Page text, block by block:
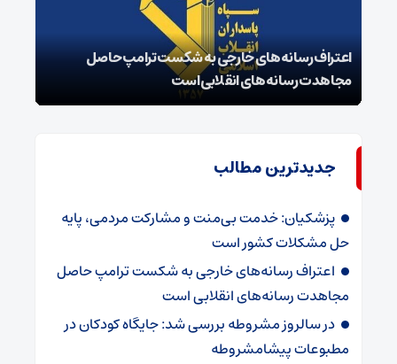
اعتراف رسانه‌های خارجی به شکست ترامپ حاصل
مجاهدت رسانه‌های انقلابی است
جدیدترین مطالب
پزشکیان: خدمت بی‌منت و مشارکت مردمی، پایه
حل مشکلات کشور است
اعتراف رسانه‌های خارجی به شکست ترامپ حاصل
مجاهدت رسانه‌های انقلابی است
در سالروز مشروطه بررسی شد: جایگاه کودکان در
مطبوعات پیشامشروطه